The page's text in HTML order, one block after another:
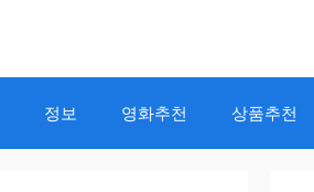
정보 영화추천 상품추천